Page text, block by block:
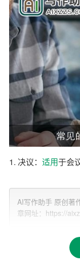
1. 决议： 适用于会
位和人员、变更
3. 命令（令）：
大强制性措施、批
AI写作助手 原创著
章网址：https://